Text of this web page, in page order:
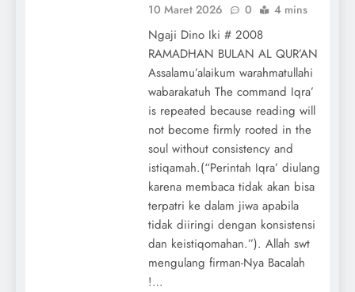
10 Maret 2026
0 4 mins
Ngaji Dino Iki # 2008
RAMADHAN BULAN AL QUR’AN
Assalamu’alaikum warahmatullahi
wabarakatuh The command Iqra’
is repeated because reading will
not become firmly rooted in the
soul without consistency and
istiqamah.(“Perintah Iqra’ diulang
karena membaca tidak akan bisa
terpatri ke dalam jiwa apabila
tidak diiringi dengan konsistensi
dan keistiqomahan.”). Allah swt
mengulang firman-Nya Bacalah
!…